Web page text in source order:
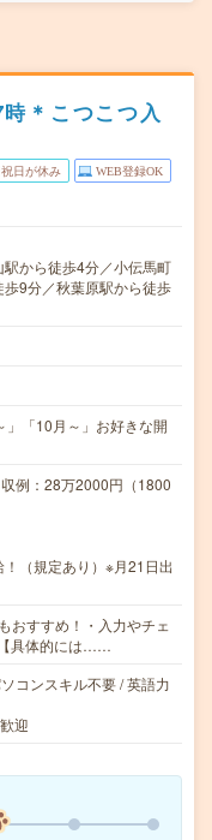
＊こつこつ入
祝日が休み WEB登録OK
から徒歩4分／小伝馬町
9分／秋葉原駅から徒歩
「10月～」お好きな開
例：28万2000円（1800
（規定あり）※月21日出
おすすめ！・入力やチェ
具体的には……
コンスキル不要 / 英語力
迎